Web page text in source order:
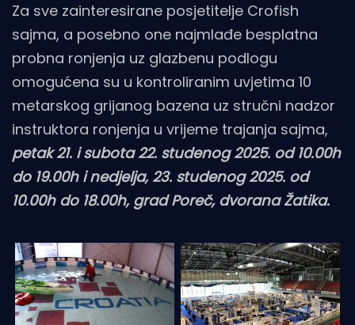
Za sve zainteresirane posjetitelje Crofish
sajma, a posebno one najmlađe besplatna
probna ronjenja uz glazbenu podlogu
omogućena su u kontroliranim uvjetima 10
metarskog grijanog bazena uz stručni nadzor
instruktora ronjenja u vrijeme trajanja sajma,
petak 21. i subota 22. studenog 2025. od 10.00h
do 19.00h i nedjelja, 23. studenog 2025. od
10.00h do 18.00h, grad Poreč, dvorana Žatika.